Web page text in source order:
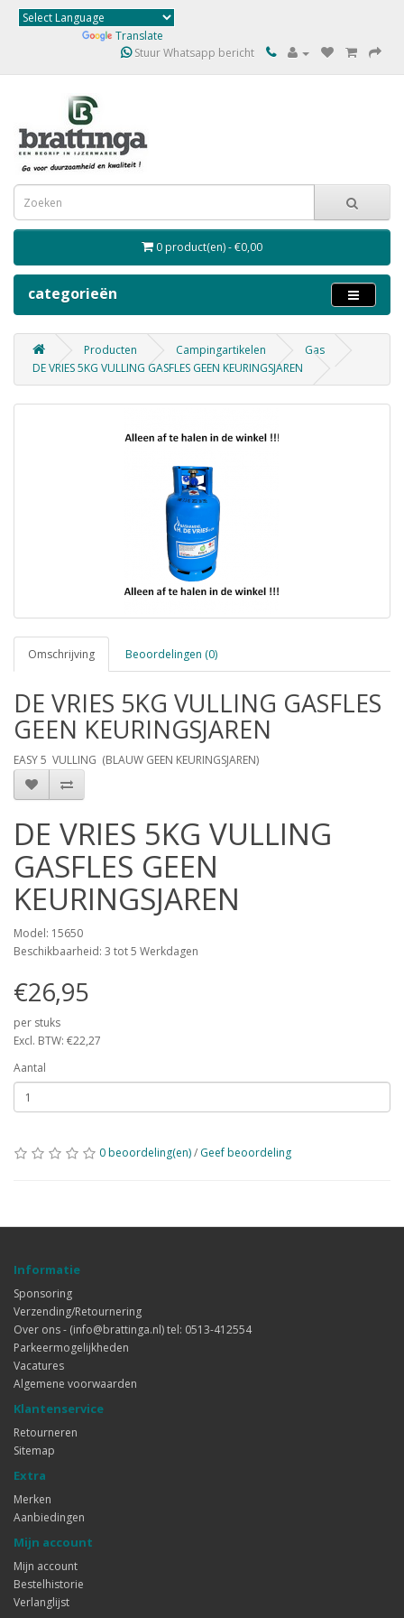
Translate
Stuur Whatsapp bericht
0 product(en) - €0,00
categorieën
Producten Campingartikelen
Gas
DE VRIES 5KG VULLING GASFLES GEEN KEURINGSJAREN
Omschrijving Beoordelingen (0)
DE VRIES 5KG VULLING GASFLES
GEEN KEURINGSJAREN
EASY 5 VULLING (BLAUW GEEN KEURINGSJAREN)
DE VRIES 5KG VULLING
GASFLES GEEN
KEURINGSJAREN
Model: 15650
Beschikbaarheid: 3 tot 5 Werkdagen
€26,95
per stuks
Excl. BTW: €22,27
Aantal
0 beoordeling(en)/ Geef beoordeling
Informatie
Sponsoring
Verzending/Retournering
Over ons - (info@brattinga.nl) tel: 0513-412554
Parkeermogelijkheden
Vacatures
Algemene voorwaarden
Klantenservice
Retourneren
Sitemap
Extra
Merken
Aanbiedingen
Mijn account
Mijn account
Bestelhistorie
Verlanglijst